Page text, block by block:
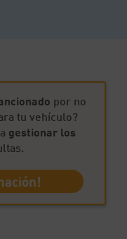
por no
tu vehículo?
a gestionar los